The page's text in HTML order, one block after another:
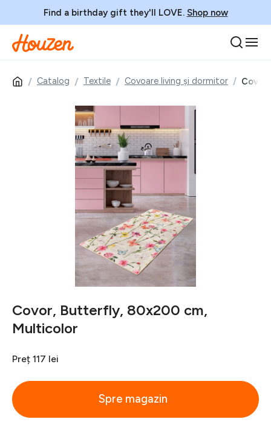
Find a birthday gift they'll LOVE. Shop now
Catalog Textile Covoare living și dormitor
Covor, Butterfly, 80x200 cm,
Multicolor
Preț 117 lei
Spre magazin